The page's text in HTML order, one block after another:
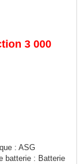
3 000
: ASG
batterie : Batterie